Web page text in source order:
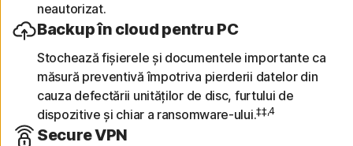
neautorizat.
Backup în cloud pentru PC
Stochează fișierele și documentele importante ca
măsură preventivă împotriva pierderii datelor din
cauza defectării unităților de disc, furtului de
dispozitive și chiar a ransomware-ului.‡‡,4
Secure VPN